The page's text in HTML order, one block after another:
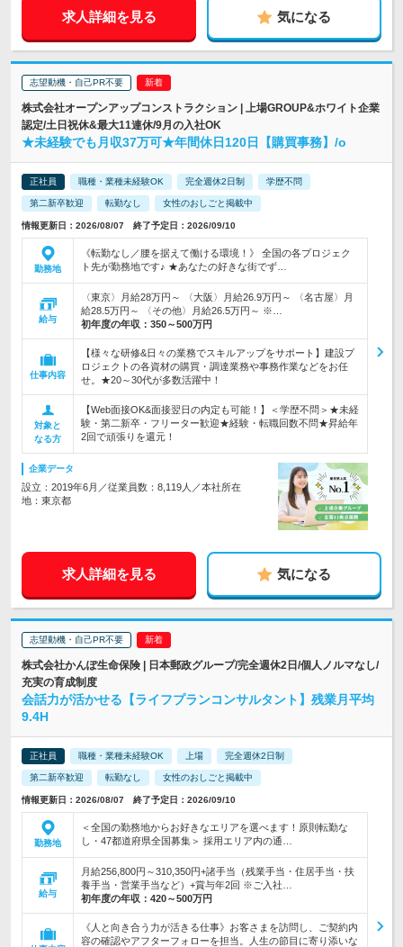
求人詳細を見る 気になる
志望動機・自己PR不要
株式会社オープンアップコンストラクション | 上場GROUP&ホワイト企業
認定/土日祝休&最大11連休/9月の入社OK
★未経験でも月収37万可★年間休日120日【購買事務】/o
正社員 職種・業種未経験OK 完全週休2日制 学歴不問
第二新卒歓迎 転勤なし 女性のおしごと掲載中
情報更新日：2026/08/07 終了予定日：2026/09/10
勤務地
《転勤なし／腰を据えて働ける環境！》 全国の各プロジェク
ト先が勤務地です♪ ★あなたの好きな街でず…
給与
〈東京〉月給28万円～ 〈大阪〉月給26.9万円～ 〈名古屋〉月
給28.5万円～ 〈その他〉月給26.5万円～ ※…
初年度の年収： 350～500万円
仕事内容
【様々な研修&日々の業務でスキルアップをサポート】建設プ
ロジェクトの各資材の購買・調達業務や事務作業などをお任
せ。★20～30代が多数活躍中！
対象と
なる方
【Web面接OK&面接翌日の内定も可能！】＜学歴不問＞★未経
験・第二新卒・フリーター歓迎★経験・転職回数不問★昇給年
2回で頑張りを還元！
企業データ
設立：2019年6月／従業員数：8,119人／本社所在
地：東京都
求人詳細を見る 気になる
志望動機・自己PR不要
株式会社かんぽ生命保険 | 日本郵政グループ/完全週休2日/個人ノルマなし/
充実の育成制度
会話力が活かせる【ライフプランコンサルタント】残業月平均
9.4H
正社員 職種・業種未経験OK 上場 完全週休2日制
第二新卒歓迎 転勤なし 女性のおしごと掲載中
情報更新日：2026/08/07 終了予定日：2026/09/10
勤務地
＜全国の勤務地からお好きなエリアを選べます！原則転勤な
し・47都道府県全国募集＞ 採用エリア内の通…
給与
月給256,800円～310,350円+諸手当（残業手当・住居手当・扶
養手当・営業手当など）+賞与年2回 ※ご入社…
初年度の年収： 420～500万円
《人と向き合う力が活きる仕事》お客さまを訪問し、ご契約内
容の確認やアフターフォローを担当。人生の節目に寄り添いな